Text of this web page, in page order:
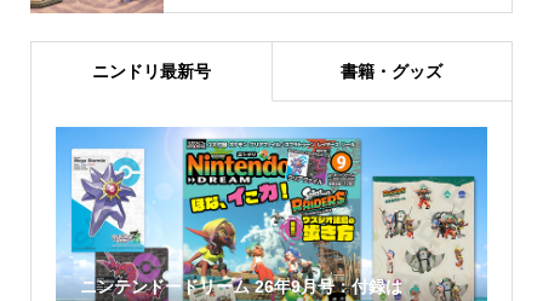
ニンドリ最新号 書籍・グッズ
ニンテンドードリーム 26年9月号：付録は